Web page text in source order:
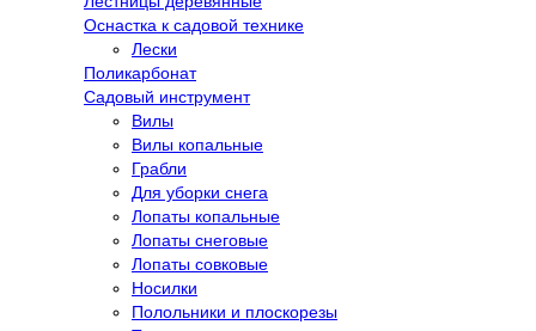
Оснастка к садовой технике
Лески
Поликарбонат
Садовый инструмент
Вилы
Вилы копальные
Грабли
Для уборки снега
Лопаты копальные
Лопаты снеговые
Лопаты совковые
Носилки
Полольники и плоскорезы